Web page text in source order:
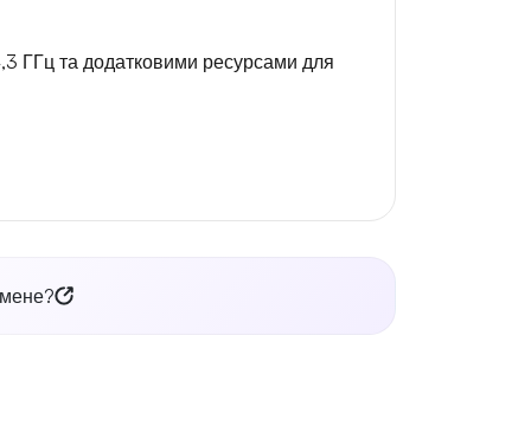
ГГц та додатковими ресурсами для